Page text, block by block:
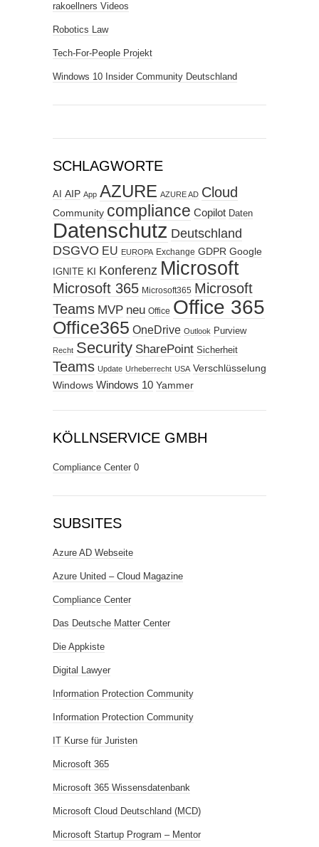
rakoellners Videos
Robotics Law
Tech-For-People Projekt
Windows 10 Insider Community Deutschland
SCHLAGWORTE
AI AIP App AZURE AZURE AD Cloud
Community compliance Copilot Daten
Datenschutz Deutschland
DSGVO EU EUROPA Exchange GDPR Google
IGNITE KI Konferenz Microsoft
Microsoft 365 Microsoft365 Microsoft
Teams MVP neu Office Office 365
Office365 OneDrive Outlook Purview
Recht Security SharePoint Sicherheit
Teams Update Urheberrecht USA Verschlüsselung
Windows Windows 10 Yammer
KÖLLNSERVICE GMBH
Compliance Center 0
SUBSITES
Azure AD Webseite
Azure United – Cloud Magazine
Compliance Center
Das Deutsche Matter Center
Die Appkiste
Digital Lawyer
Information Protection Community
Information Protection Community
IT Kurse für Juristen
Microsoft 365
Microsoft 365 Wissensdatenbank
Microsoft Cloud Deutschland (MCD)
Microsoft Startup Program – Mentor